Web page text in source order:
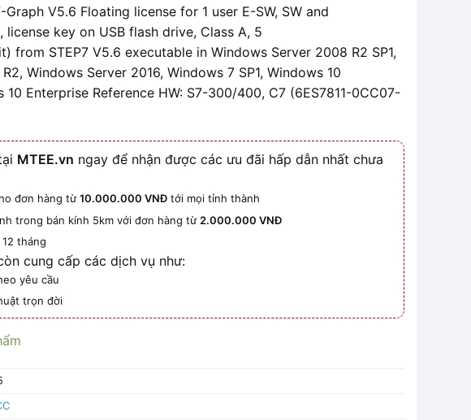
Graph V5.6 Floating license for 1 user E-SW, SW and
key on USB flash drive, Class A, 5
from STEP7 V5.6 executable in Windows Server 2008 R2 SP1,
Windows Server 2016, Windows 7 SP1, Windows 10
10 Enterprise Reference HW: S7-300/400, C7 (6ES7811-0CC07-
MTEE.vn ngay để nhận được các ưu đãi hấp dẫn nhất chưa
đơn hàng từ10.000.000 VNĐ tới mọi tỉnh thành
trong bán kính 5km với đơn hàng từ 2.000.000 VNĐ
tháng
cung cấp các dịch vụ như:
yêu cầu
trọn đời